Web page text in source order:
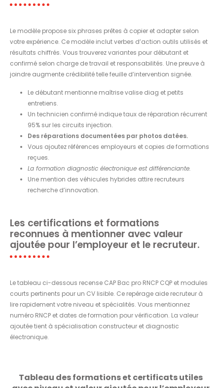
Le modèle propose six phrases prêtes à copier et adapter selon
votre expérience. Ce modèle inclut verbes d’action outils utilisés et
résultats chiffrés. Vous trouverez variantes pour débutant et
confirmé selon charge de travail et responsabilités. Une preuve à
joindre augmente crédibilité telle feuille d’intervention signée.
Le débutant mentionne maîtrise valise diag et petits
entretiens.
Un technicien confirmé indique taux de réparation récurrent
95% sur les circuits injection.
Des réparations documentées par photos datées.
Vous ajoutez références employeurs et copies de formations
reçues.
La formation diagnostic électronique est différenciante.
Une mention des véhicules hybrides attire recruteurs
recherche d’innovation.
Les certifications et formations
reconnues à mentionner avec valeur
ajoutée pour l’employeur et le recruteur.
Le tableau ci-dessous recense CAP Bac pro RNCP CQP et modules
courts pertinents pour un CV lisible. Ce repérage aide recruteur à
lire rapidement votre niveau et spécialités. Vous mentionnez
numéro RNCP et dates de formation pour vérification. La valeur
ajoutée tient à spécialisation constructeur et diagnostic
électronique.
Tableau des formations et certificats utiles